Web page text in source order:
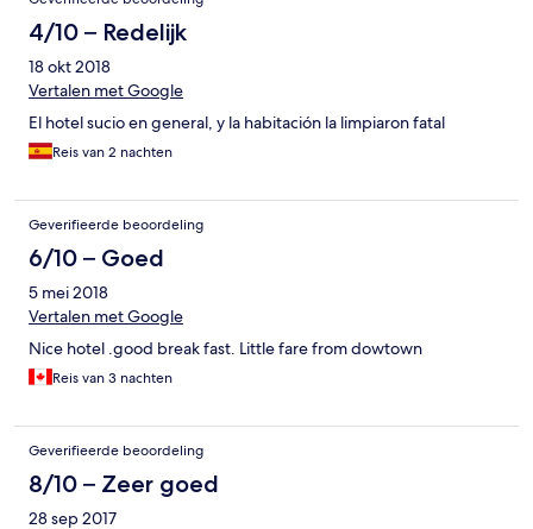
4/10 – Redelijk
18 okt 2018
Vertalen met Google
El hotel sucio en general, y la habitación la limpiaron fatal
Reis van 2 nachten
Geverifieerde beoordeling
6/10 – Goed
5 mei 2018
Vertalen met Google
Nice hotel .good break fast. Little fare from dowtown
Reis van 3 nachten
Geverifieerde beoordeling
8/10 – Zeer goed
28 sep 2017